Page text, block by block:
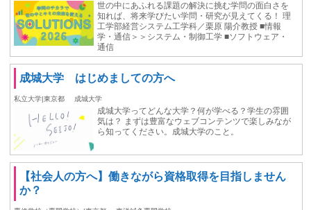
世の中にあふれる課題の解決に挑む学問の面白さを
知れば、将来学びたい学問・研究が見えてくる！ 理
工学部経営システム工学科／栗原 陽介教授 ■情報
学・通信＞＞システム・制御工学 ■ソフトウェア・
通信
成城大学 はじめましての方へ
私立大学|東京都 成城大学
成城大学ってどんな大学？何が学べる？学生の雰囲
気は？ まずは豊富なウェブコンテンツで楽しみなが
ら知ってください。成城大学のこと。
【社会人の方へ】働きながら資格取得を目指しません
か？